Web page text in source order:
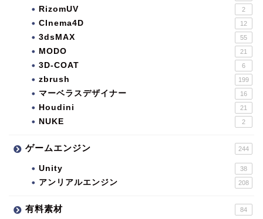
RizomUV 2
CInema4D 12
3dsMAX 55
MODO 21
3D-COAT 6
zbrush 199
マーベラスデザイナー 16
Houdini 21
NUKE 2
ゲームエンジン 244
Unity 38
アンリアルエンジン 208
有料素材 84